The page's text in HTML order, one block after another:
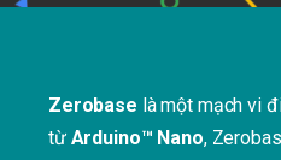
Zerobase là một mạch vi
từArduino™ Nano,